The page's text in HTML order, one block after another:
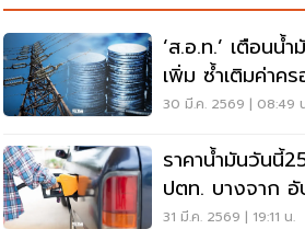
‘ส.อ.ท.’ เตือนน้
เพิ่ม ซ้ำเติมค่าค
30 มี.ค. 2569 | 08:49
ราคาน้ำมันวันนี้
ปตท. บางจาก อั
31 มี.ค. 2569 | 19:11 น.